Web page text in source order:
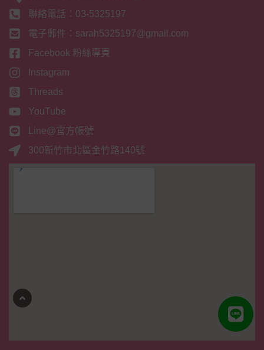
聯絡電話：03-5325197
電子郵件：sarah5325197@gmail.com
Facebook 粉絲專頁
Instagram
Threads
YouTube
Line@官方帳號
300新竹市北區金竹路140號